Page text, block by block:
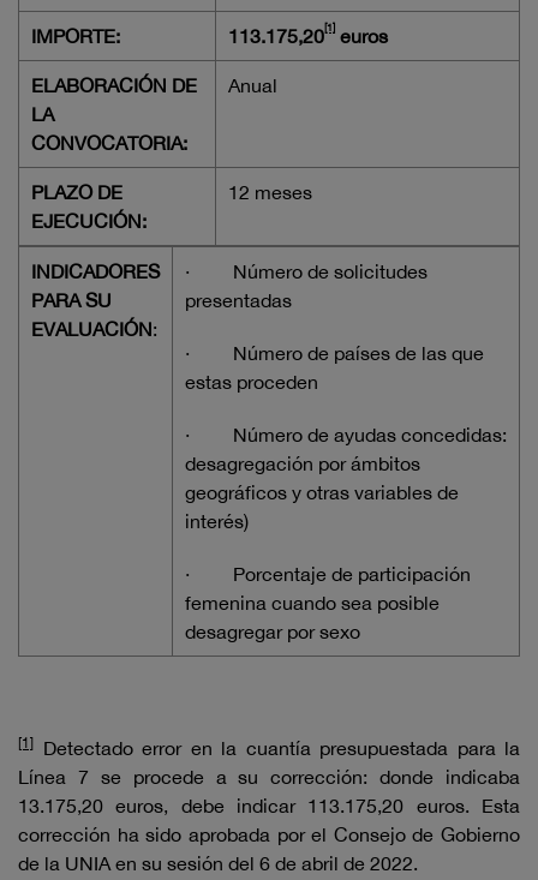
IMPORTE: 113.175,20[1] euros
ELABORACIÓN DE
LA
CONVOCATORIA:
Anual
PLAZO DE
EJECUCIÓN:
12 meses
INDICADORES
PARA SU
EVALUACIÓN:
· Número de solicitudes
presentadas
· Número de países de las que
estas proceden
· Número de ayudas concedidas:
desagregación por ámbitos
geográficos y otras variables de
interés)
· Porcentaje de participación
femenina cuando sea posible
desagregar por sexo
[1]
Detectado error en la cuantía presupuestada para la
Línea 7 se procede a su corrección: donde indicaba
13.175,20 euros, debe indicar 113.175,20 euros. Esta
corrección ha sido aprobada por el Consejo de Gobierno
de la UNIA en su sesión del 6 de abril de 2022.